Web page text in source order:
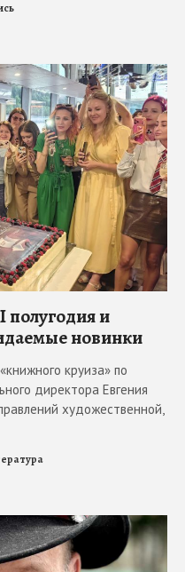
полугодия и
новинки
круиза» по
директора Евгения
художественной,